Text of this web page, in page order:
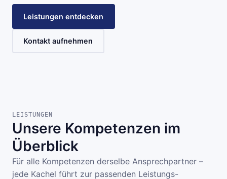
Leistungen entdecken
Kontakt aufnehmen
LEISTUNGEN
Unsere Kompetenzen im
Überblick
Für alle Kompetenzen derselbe Ansprechpartner –
jede Kachel führt zur passenden Leistungs-